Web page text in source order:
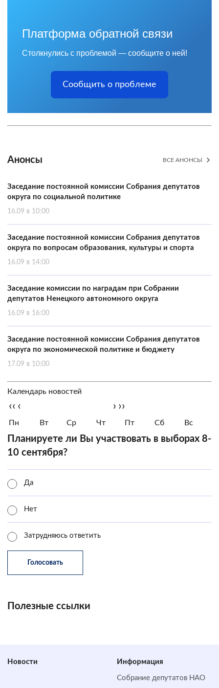
Платформа обратной связи
Столкнулись с проблемой — сообщите о ней!
Сообщить о проблеме
Анонсы ВСЕ АНОНСЫ
Заседание постоянной комиссии Собрания депутатов
округа по социальной политике
16.09 в 10:00
Заседание постоянной комиссии Собрания депутатов
округа по вопросам образования, культуры и спорта
16.09 в 14:00
Заседание комиссии по наградам при Собрании
депутатов Ненецкого автономного округа
16.09 в 16:00
Заседание постоянной комиссии Собрания депутатов
округа по экономической политике и бюджету
17.09 в 10:00
Календарь новостей
‹‹ ‹ › ››
Пн Вт Ср Чт Пт Сб Вс
Планируете ли Вы участвовать в выборах 8-
10 сентября?
Да
Нет
Затрудняюсь ответить
Полезные ссылки
Новости Информация
Собрание депутатов НАО